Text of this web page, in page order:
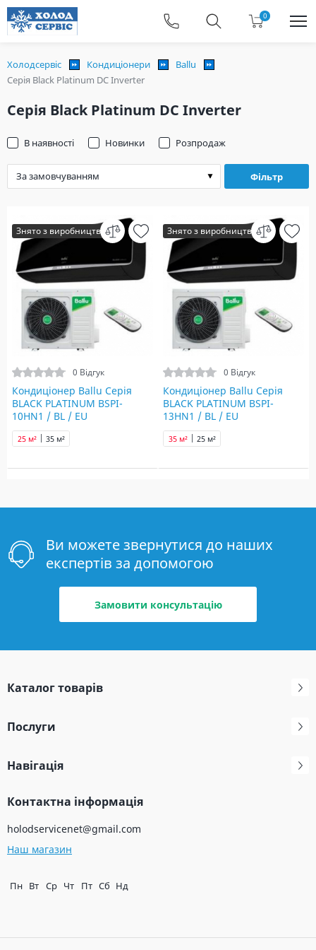
0
Холодсервіс Кондиціонери
Ballu
Серія Black Platinum DC Inverter
Серія Black Platinum DC Inverter
Фільтр
В наявності Новинки Розпродаж
Знято з виробництва
0 Відгук
Кондиціонер Ballu Серія
BLACK PLATINUM BSPI-
10HN1 / BL / EU
25 м² 35 м²
Знято з виробництва
0 Відгук
Кондиціонер Ballu Серія
BLACK PLATINUM BSPI-
13HN1 / BL / EU
25 м²
35 м²
Ви можете звернутися до наших
експертів за допомогою
Замовити консультацію
Каталог товарів
Послуги
Навігація
Контактна інформація
holodservicenet@gmail.com
Наш магазин
Пн Вт Ср Чт Пт Сб Нд